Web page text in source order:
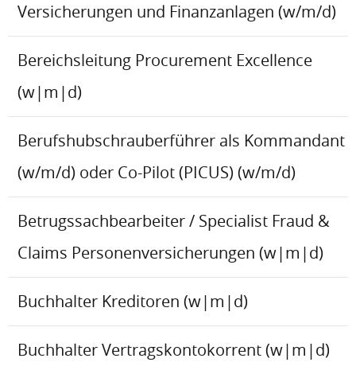
Versicherungen und Finanzanlagen (w/m/d)
Bereichsleitung Procurement Excellence
(w|m|d)
Berufshubschrauberführer als Kommandant
(w/m/d) oder Co-Pilot (PICUS) (w/m/d)
Betrugssachbearbeiter / Specialist Fraud &
Claims Personenversicherungen (w|m|d)
Buchhalter Kreditoren (w|m|d)
Buchhalter Vertragskontokorrent (w|m|d)